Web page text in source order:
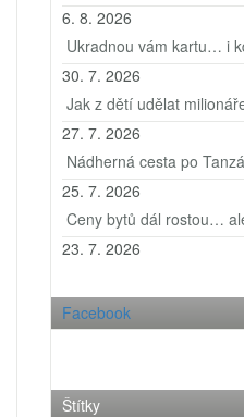
6. 8. 2026
Ukradnou vám kartu… i
30. 7. 2026
Jak z dětí udělat
27. 7. 2026
Nádherná cesta po
25. 7. 2026
Ceny bytů dál rostou…
23. 7. 2026
Facebook
Štítky